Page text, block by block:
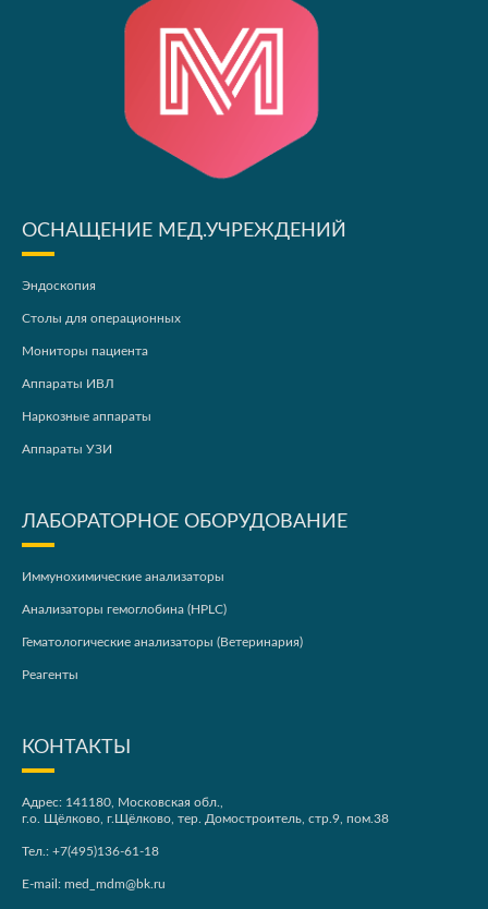
ОСНАЩЕНИЕ МЕД.УЧРЕЖДЕНИЙ
Эндоскопия
Столы для операционных
Мониторы пациента
Аппараты ИВЛ
Наркозные аппараты
Аппараты УЗИ
ЛАБОРАТОРНОЕ ОБОРУДОВАНИЕ
Иммунохимические анализаторы
Анализаторы гемоглобина (HPLC)
Гематологические анализаторы (Ветеринария)
Реагенты
КОНТАКТЫ
Адрес: 141180, Московская обл.,
г.о. Щёлково, г.Щёлково, тер. Домостроитель, стр.9, пом.38
Тел.: +7(495)136-61-18
E-mail: med_mdm@bk.ru